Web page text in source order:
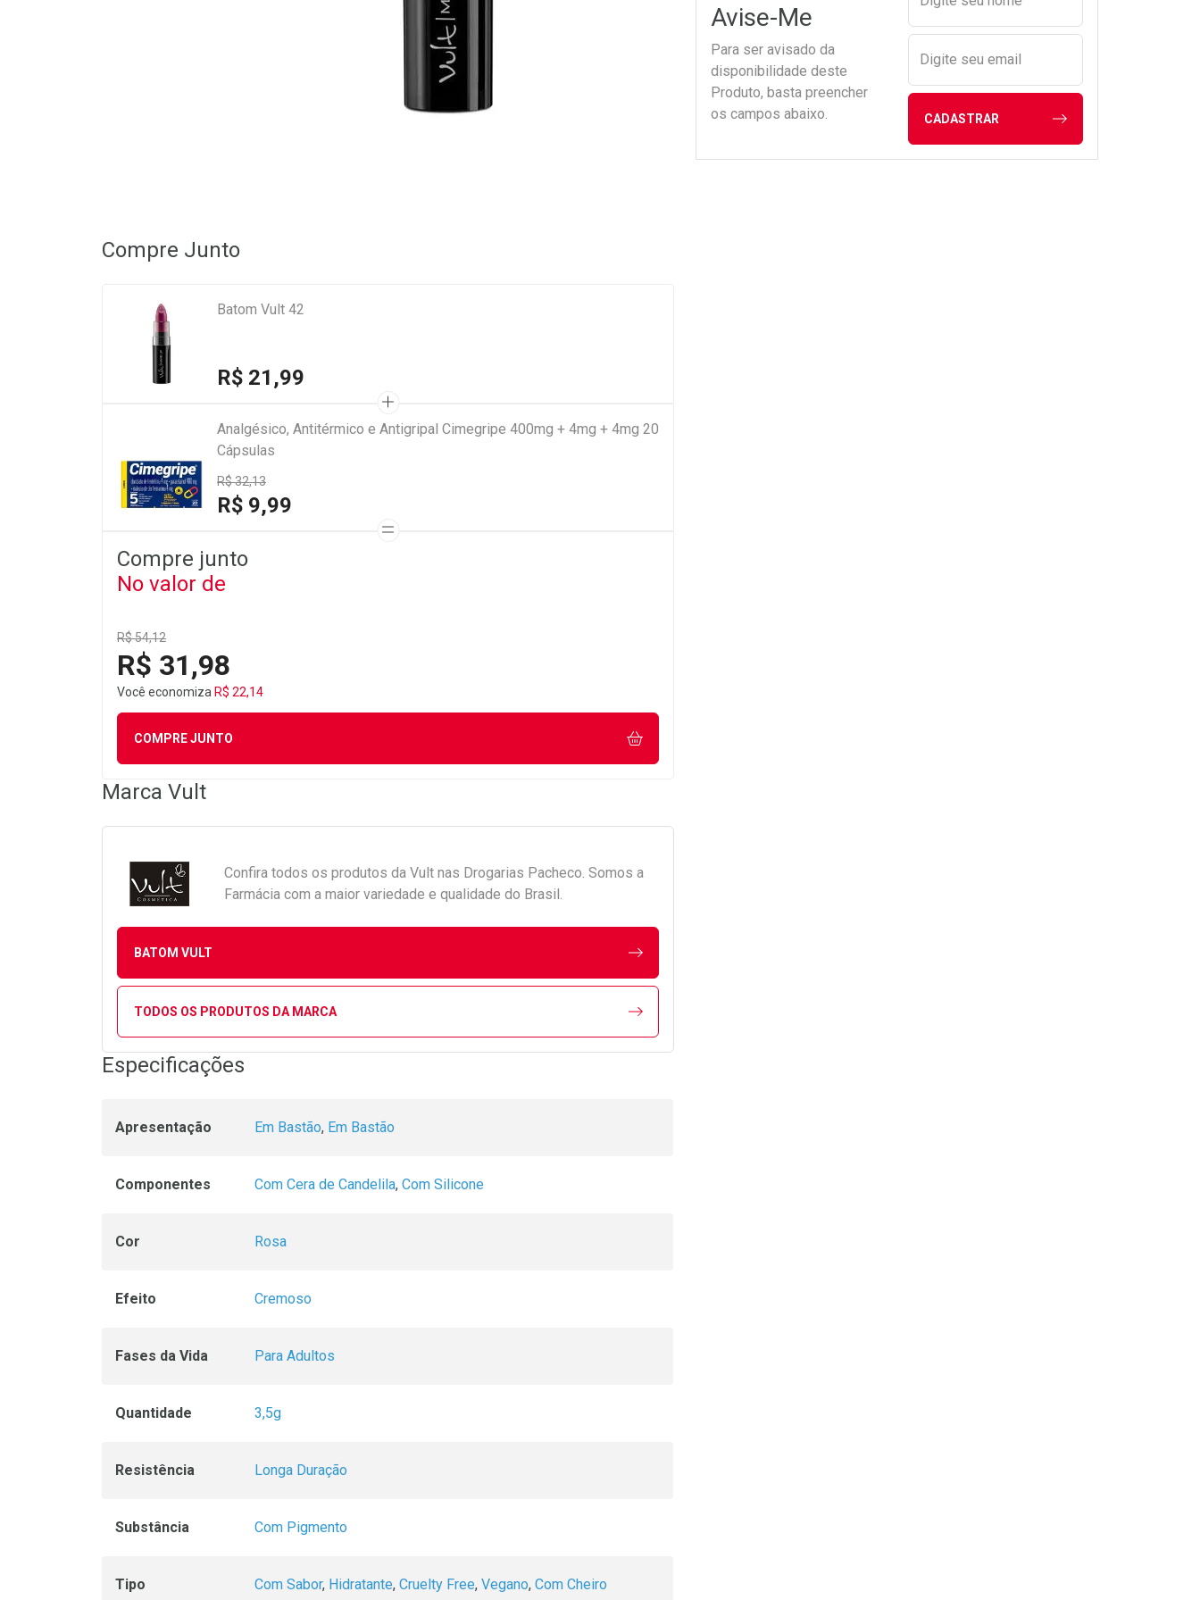
Avise-Me
Para ser avisado da
disponibilidade deste
Produto, basta preencher
os campos abaixo.
Digite seu email
CADASTRAR
Compre Junto
Batom Vult 42
R$ 21,99
Analgésico, Antitérmico e Antigripal Cimegripe 400mg + 4mg + 4mg 20
Cápsulas
R$ 32,13
R$ 9,99
Compre junto
No valor de
R$ 54,12
R$ 31,98
Você economiza R$ 22,14
COMPRE JUNTO
Marca Vult
Confira todos os produtos da Vult nas Drogarias Pacheco. Somos a
Farmácia com a maior variedade e qualidade do Brasil.
BATOM VULT
TODOS OS PRODUTOS DA MARCA
Especificações
Apresentação Em Bastão, Em Bastão
Componentes Com Cera de Candelila, Com Silicone
Cor Rosa
Efeito Cremoso
Fases da Vida Para Adultos
Quantidade 3,5g
Resistência Longa Duração
Substância Com Pigmento
Tipo Com Sabor, Hidratante, Cruelty Free, Vegano, Com Cheiro